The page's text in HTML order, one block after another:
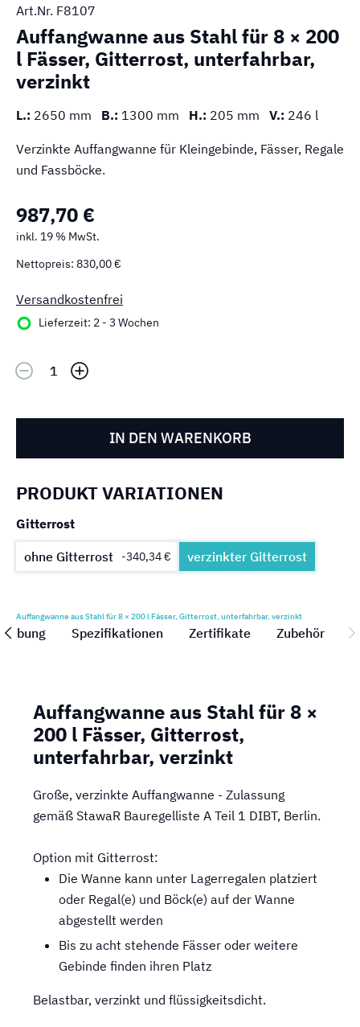
Art.Nr. F8107
Auffangwanne aus Stahl für 8 × 200
l Fässer, Gitterrost, unterfahrbar,
verzinkt
L.: 2650 mm B.: 1300 mm H.: 205 mm V.: 246 l
Verzinkte Auffangwanne für Kleingebinde, Fässer, Regale
und Fassböcke.
987,70 €
inkl. 19 % MwSt.
Nettopreis: 830,00 €
Versandkostenfrei
Lieferzeit: 2 - 3 Wochen
IN DEN WARENKORB
PRODUKT VARIATIONEN
Gitterrost
ohne Gitterrost -340,34 € verzinkter Gitterrost
Auffangwanne aus Stahl für 8 × 200 l Fässer, Gitterrost, unterfahrbar, verzinkt
Spezifikationen Zertifikate Zubehör
Auffangwanne aus Stahl für 8 ×
200 l Fässer, Gitterrost,
unterfahrbar, verzinkt
Große, verzinkte Auffangwanne - Zulassung
gemäß StawaR Bauregelliste A Teil 1 DIBT, Berlin.
Option mit Gitterrost:
Die Wanne kann unter Lagerregalen platziert
oder Regal(e) und Böck(e) auf der Wanne
abgestellt werden
Bis zu acht stehende Fässer oder weitere
Gebinde finden ihren Platz
Belastbar, verzinkt und flüssigkeitsdicht.